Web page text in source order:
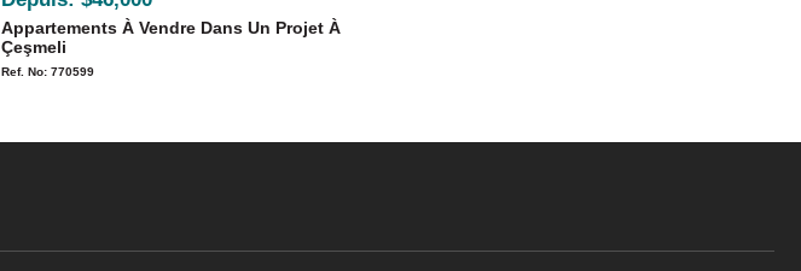
Appartements À Vendre Dans Un Projet À
Çeşmeli
Ref. No: 770599